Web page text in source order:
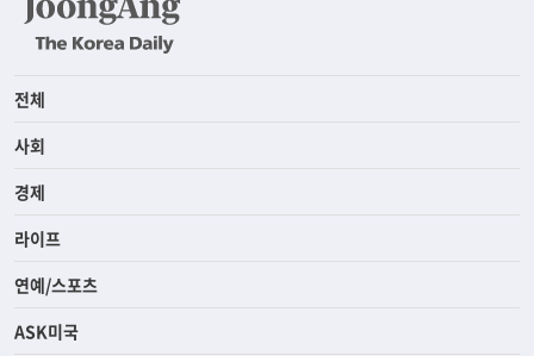
전체
사회
경제
라이프
연예/스포츠